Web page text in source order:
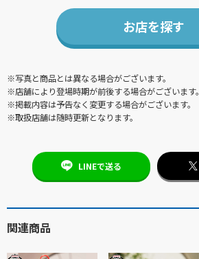
お店を探す
※写真と商品とは異なる場合がございます。
※店舗により登場時期が前後する場合がございます。
※掲載内容は予告なく変更する場合がございます。
※取扱店舗は随時更新となります。
LINEで送る
関連商品